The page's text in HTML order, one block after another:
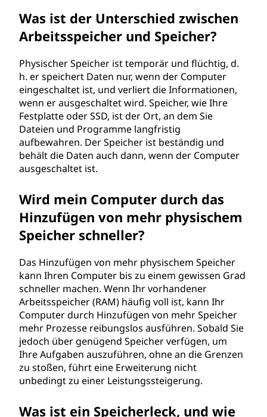
Was ist der Unterschied zwischen
Arbeitsspeicher und Speicher?
Physischer Speicher ist temporär und flüchtig, d.
h. er speichert Daten nur, wenn der Computer
eingeschaltet ist, und verliert die Informationen,
wenn er ausgeschaltet wird. Speicher, wie Ihre
Festplatte oder SSD, ist der Ort, an dem Sie
Dateien und Programme langfristig
aufbewahren. Der Speicher ist beständig und
behält die Daten auch dann, wenn der Computer
ausgeschaltet ist.
Wird mein Computer durch das
Hinzufügen von mehr physischem
Speicher schneller?
Das Hinzufügen von mehr physischem Speicher
kann Ihren Computer bis zu einem gewissen Grad
schneller machen. Wenn Ihr vorhandener
Arbeitsspeicher (RAM) häufig voll ist, kann Ihr
Computer durch Hinzufügen von mehr Speicher
mehr Prozesse reibungslos ausführen. Sobald Sie
jedoch über genügend Speicher verfügen, um
Ihre Aufgaben auszuführen, ohne an die Grenzen
zu stoßen, führt eine Erweiterung nicht
unbedingt zu einer Leistungssteigerung.
Was ist ein Speicherleck, und wie